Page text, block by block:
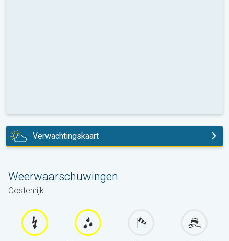
Verwachtingskaart
Weerwaarschuwingen
Oostenrijk